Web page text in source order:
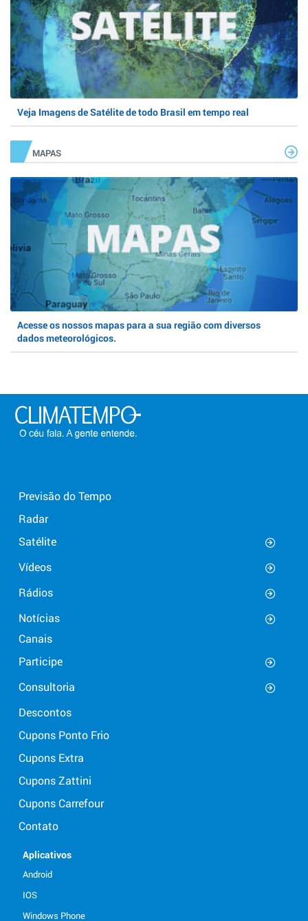
Veja Imagens de Satélite de todo Brasil em tempo real
MAPAS
Acesse os nossos mapas para a sua região com diversos
dados meteorológicos.
Previsão do Tempo
Radar
Satélite
Vídeos
Rádios
Notícias
Canais
Participe
Consultoria
Descontos
Cupons Ponto Frio
Cupons Extra
Cupons Zattini
Cupons Carrefour
Contato
Aplicativos
Android
IOS
Windows Phone